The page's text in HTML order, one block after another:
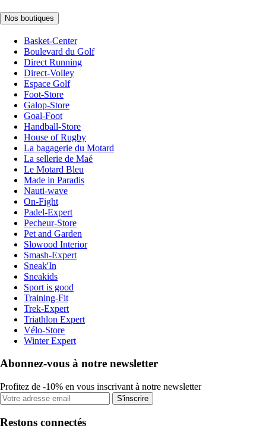
Nos boutiques
Basket-Center
Boulevard du Golf
Direct Running
Direct-Volley
Espace Golf
Foot-Store
Galop-Store
Goal-Foot
Handball-Store
House of Rugby
La bagagerie du Motard
La sellerie de Maé
Le Motard Bleu
Made in Paradis
Nauti-wave
On-Fight
Padel-Expert
Pecheur-Store
Pet and Garden
Slowood Interior
Smash-Expert
Sneak'In
Sneakids
Sport is good
Training-Fit
Trek-Expert
Triathlon Expert
Vélo-Store
Winter Expert
Abonnez-vous à notre newsletter
Profitez de -10% en vous inscrivant à notre newsletter
S'inscrire
Restons connectés